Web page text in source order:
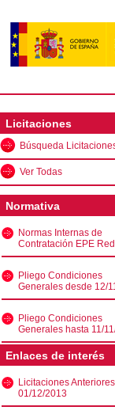
Licitaciones
Búsqueda
Ver Todas
Normativa
Normas Internas de
Contratación EPE
Pliego Condiciones
Generales desde 12/
Pliego Condiciones
Generales hasta 11/
Enlaces de interés
Licitaciones
01/12/2013